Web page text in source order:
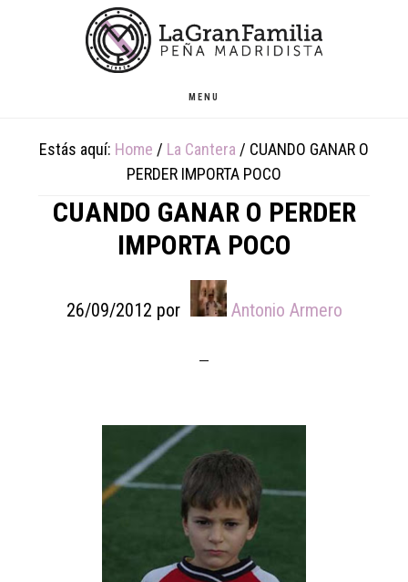
MENU
Estás aquí: Home / La Cantera / CUANDO GANAR O
PERDER IMPORTA POCO
CUANDO GANAR O PERDER
IMPORTA POCO
26/09/2012 por Antonio Armero